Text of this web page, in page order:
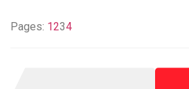
Pages: 1234